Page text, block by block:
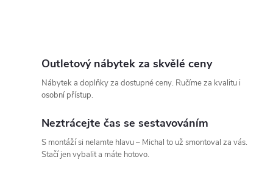
Outletový nábytek za skvělé ceny
Nábytek a doplňky za dostupné ceny. Ručíme za kvalitu i
osobní přístup.
Neztrácejte čas se sestavováním
S montáží si nelamte hlavu – Michal to už smontoval za vás.
Stačí jen vybalit a máte hotovo.